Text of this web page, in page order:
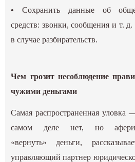
• Сохранить данные об
средств: звонки, сообщения и т.
в случае разбирательств.
Чем грозит несоблюдение
чужими деньгами
Самая распространенная уловка
самом деле нет, но
«вернуть» деньги,
управляющий партнер